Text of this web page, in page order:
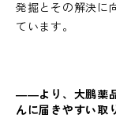
発掘とその解決に
ています。
――より、大鵬薬
んに届きやすい取